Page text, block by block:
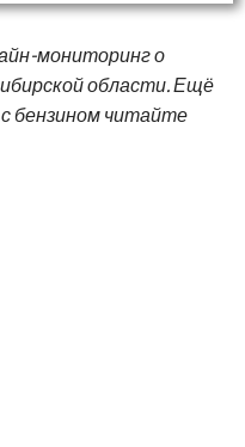
мониторинг о
области. Ещё
бензином читайте